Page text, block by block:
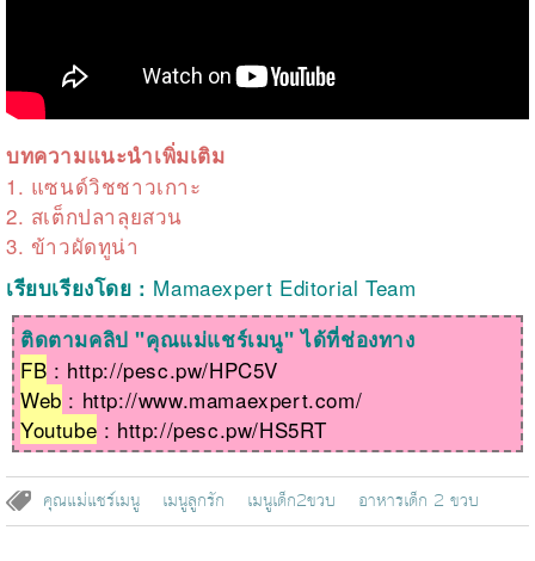
บทความแนะนำเพิ่มเติม
1. แซนด์วิชชาวเกาะ
2. สเต็กปลาลุยสวน
3. ข้าวผัดทูน่า
เรียบเรียงโดย : Mamaexpert Editorial Team
ติดตามคลิป "คุณแม่แชร์เมนู" ได้ที่ช่องทาง
FB : http://pesc.pw/HPC5V
Web : http://www.mamaexpert.com/
Youtube : http://pesc.pw/HS5RT
คุณแม่แชร์เมนู เมนูลูกรัก เมนูเด็ก2ขวบ อาหารเด็ก 2 ขวบ